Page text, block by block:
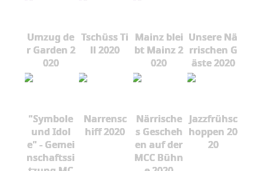
Umzug de
r Garden 2
020
Tschüss Ti
ll 2020
Mainz blei
bt Mainz 2
020
Unsere Nä
rrischen G
äste 2020
"Symbole
und Idol
e" - Gemei
nschaftssi
Narrensc
hiff 2020
Närrische
s Gescheh
en auf der
MCC Bühn
Jazzfrühsc
hoppen 20
20